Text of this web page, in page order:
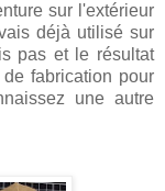
sur l'extérieur
déjà utilisé sur
pas et le résultat
fabrication pour
une autre